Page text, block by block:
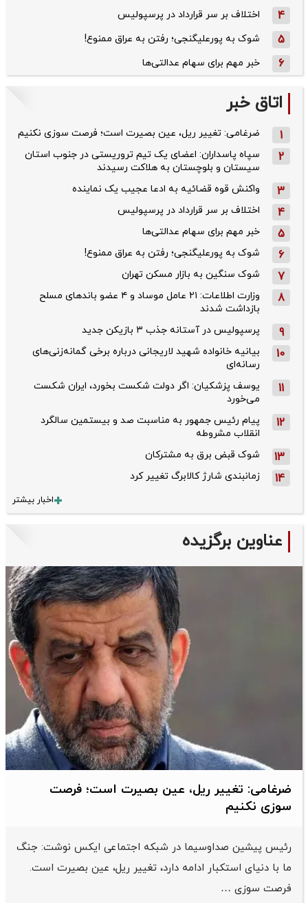
4 اختلاف بر سر قرارداد در پرسپولیس
5 شوک به پورعلیگنجی؛ رفتن به عراق ممنوع!
6 خبر مهم برای سهام عدالتی‌ها
اتاق خبر
1 ضرغامی: تغییر ریل، عین بصیرت است؛ فرصت سوزی نکنیم
2
سپاه پاسداران: اعضای یک تیم تروریستی در جنوب استان
سیستان و بلوچستان به هلاکت رسیدند
3 واکنش قوه قضائیه به ادعا عجیب یک نماینده
4 اختلاف بر سر قرارداد در پرسپولیس
5 خبر مهم برای سهام عدالتی‌ها
6 شوک به پورعلیگنجی؛ رفتن به عراق ممنوع!
7 شوک سنگین به بازار مسکن تهران
8
وزارت اطلاعات: ۲۱ عامل موساد و ۴ عضو باندهای مسلح
بازداشت شدند
9 پرسپولیس در آستانه جذب ۳ بازیکن جدید
10
بیانیه خانواده شهید لاریجانی درباره برخی گمانه‌زنی‌های
رسانه‌ای
11
یوسف پزشکیان: اگر دولت شکست بخورد، ایران شکست
می‌خورد
12
پیام رئیس جمهور به مناسبت صد و بیستمین سالگرد
انقلاب مشروطه
13 شوک قبض برق به مشترکان
14 زمانبندی شارژ کالابرگ تغییر کرد
اخبار بیشتر
عناوین برگزیده
ضرغامی: تغییر ریل، عین بصیرت است؛ فرصت
سوزی نکنیم
رئیس پیشین صداوسیما در شبکه اجتماعی ایکس نوشت: جنگ
ما با دنیای استکبار ادامه دارد، تغییر ریل، عین بصیرت است.
فرصت سوزی …